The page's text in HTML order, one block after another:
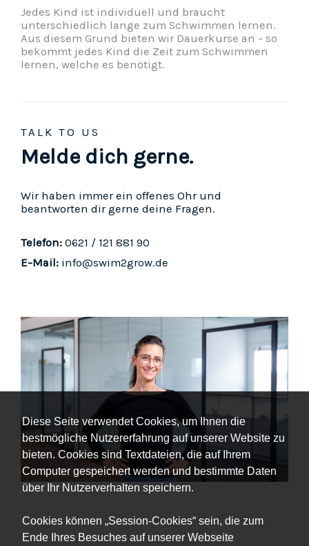
Diese Seite verwendet Cookies, um Ihnen die
bestmögliche Nutzererfahrung auf unserer Website zu
bieten. Cookies sind Textdateien, die auf Ihrem
Computer gespeichert werden und bestimmte Daten
über Ihr Nutzerverhalten speichern.
Cookies können „Session-Cookies“ sein, die zum
Ende Ihres Besuches auf unserer Webseite
Jedes Kind ist individuell und braucht
unterschiedlich lange zum Schwimmen lernen.
Aus diesem Grund bieten wir Dauerkurse an - so
bekommt jedes Kind die Zeit zum Schwimmen
lernen, welche es benötigt.
TALK TO US
Melde dich gerne.
Wir haben immer ein offenes Ohr und
beantworten dir gerne deine Fragen.
Telefon: 0621 / 121 881 90
E-Mail: info@swim2grow.de